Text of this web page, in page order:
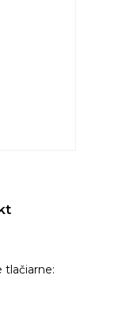
tlačiarne: